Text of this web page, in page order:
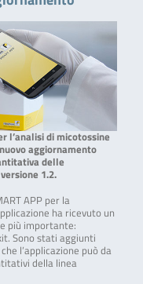
l’analisi di micotossine
aggiornamento
delle
1.2.
APP per la
ha ricevuto un
più importante:
Sono stati aggiunti
l’applicazione può da
della linea